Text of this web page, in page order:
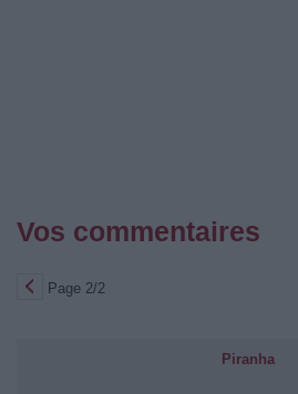
Vos commentaires
Page 2/2
Piranha